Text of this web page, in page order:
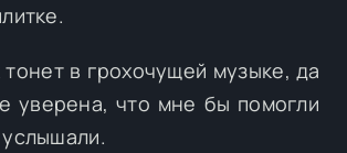
в грохочущей музыке, да
уверена, что мне бы помогли